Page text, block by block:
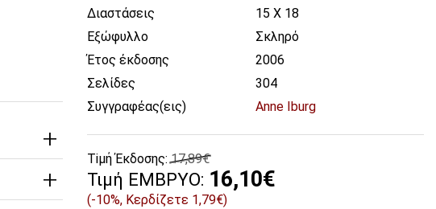
Διαστάσεις
15 X 18
Εξώφυλλο
Σκληρό
Έτος έκδοσης
2006
Σελίδες
304
Συγγραφέας(εις)
Anne Iburg
Tiμή Έκδοσης:17,89€
Τιμή ΕΜΒΡΥΟ: 16,10€
(-10%, Κερδίζετε 1,79€)